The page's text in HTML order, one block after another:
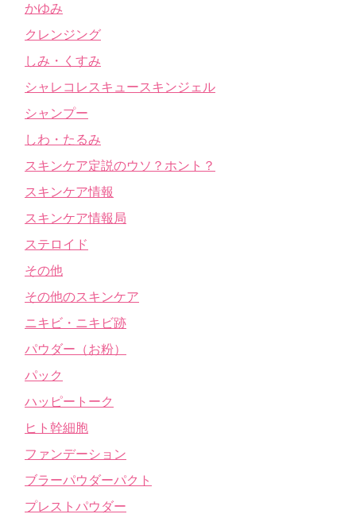
かゆみ
クレンジング
しみ・くすみ
シャレコレスキュースキンジェル
シャンプー
しわ・たるみ
スキンケア定説のウソ？ホント？
スキンケア情報
スキンケア情報局
ステロイド
その他
その他のスキンケア
ニキビ・ニキビ跡
パウダー（お粉）
パック
ハッピートーク
ヒト幹細胞
ファンデーション
ブラーパウダーパクト
プレストパウダー